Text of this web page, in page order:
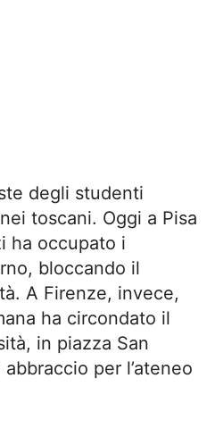
degli studenti
toscani. Oggi a Pisa
ha occupato i
bloccando il
A Firenze, invece,
ha circondato il
in piazza San
per l’ateneo